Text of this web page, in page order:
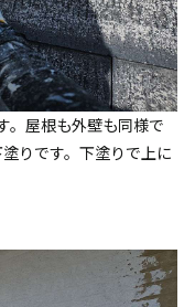
。屋根も外壁も同様で
りです。下塗りで上に